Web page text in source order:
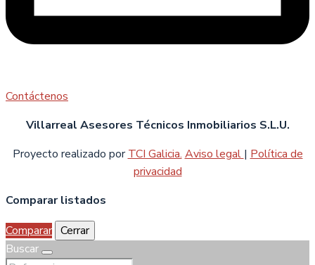
Contáctenos
Villarreal Asesores Técnicos Inmobiliarios S.L.U.
Proyecto realizado porTCI Galicia. Aviso legal | Política de
privacidad
Comparar listados
Comparar Cerrar
Buscar